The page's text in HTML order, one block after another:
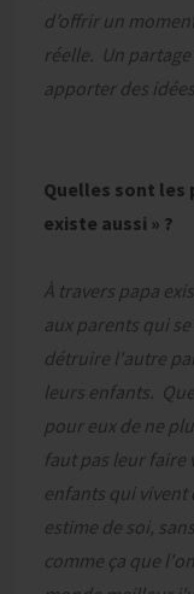
d’offrir un
réelle. Un
apporter des
Quelles sont les
existe aussi » ?
À travers papa
aux parents qui
détruire l'autre
leurs enfants.
pour eux de ne
faut pas leur faire
enfants qui vivent
estime de soi,
comme ça que